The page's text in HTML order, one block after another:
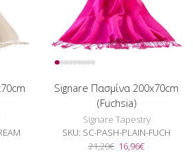
Signare Πασμίνα 200x70cm
(Fuchsia)
Signare Tapestry
SKU: SC-PASH-PLAIN-FUCH
21,20€ Original
16,96€Η